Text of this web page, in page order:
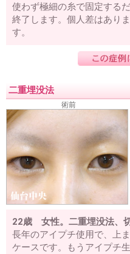
使わず極細の糸で固定する
終了します。個人差はあり
す。
二重埋没法
術前
22歳 女性。二重埋没法、
長年のアイプチ使用で、上
ケースです。もうアイプチ